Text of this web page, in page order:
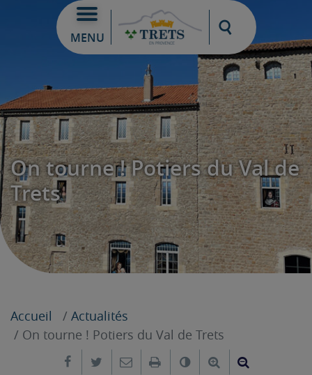
MENU
Moteur de
On tourne ! Potiers du Val de
Trets
Accueil
Actualités
On tourne ! Potiers du Val de Trets
Partager sur Facebook
Partager sur Twitter
Envoyer par e-mail
ImprimerChanger leAgrandir le